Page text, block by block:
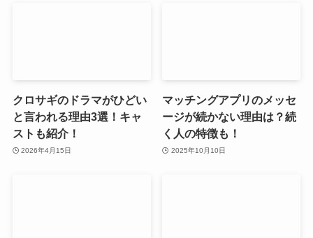
クロサギのドラマがひどい
と言われる理由3選！キャ
ストも紹介！
2026年4月15日
マッチングアプリのメッセ
ージが続かない理由は？続
く人の特徴も！
2025年10月10日